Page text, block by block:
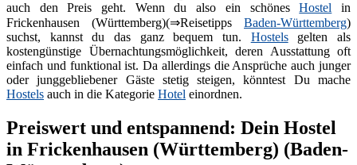
auch den Preis geht. Wenn du also ein schönesHostel in
Frickenhausen (Württemberg)(⇒Reisetipps Baden-Württemberg)
suchst, kannst du das ganz bequem tun. Hostelsgelten als
kostengünstige Übernachtungsmöglichkeit, deren Ausstattung oft
einfach und funktional ist. Da allerdings die Ansprüche auch junger
oder junggebliebener Gäste stetig steigen, könntest Du mache
Hostels auch in die Kategorie Hotel einordnen.
Preiswert und entspannend: Dein Hostel
in Frickenhausen (Württemberg) (Baden-